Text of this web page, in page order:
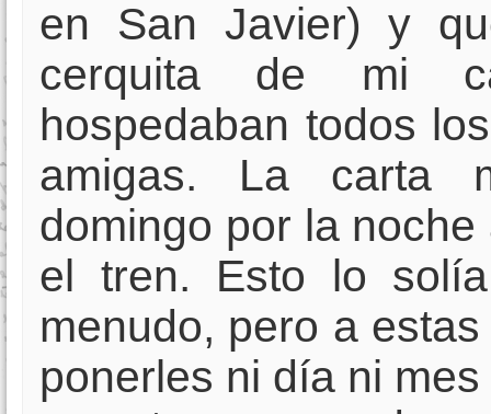
en San Javier) y
cerquita de mi
hospedaban todos
amigas. La carta
domingo por la
el tren. Esto lo
menudo, pero a
ponerles ni día ni